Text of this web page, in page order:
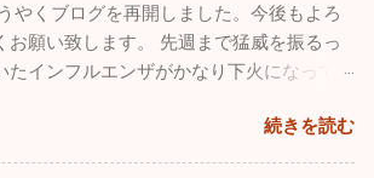
なので、体調管理をしっかりやってくだ
。 今年も良いこと悪いこと色々ありまし
一番がっかりしたことはなんと言っても
とです。自分のミスなので仕方はありま
が、大事な大事な財産がなくなってしま
やくブログを再開しました。今後もよろ
お願い致します。 先週まで猛威を振るっ
たインフルエンザがかなり下火になって
を行ってきましたが、なんと欠席者ゼ
5～60人在籍しているの一人も休んでいま
続きを読む